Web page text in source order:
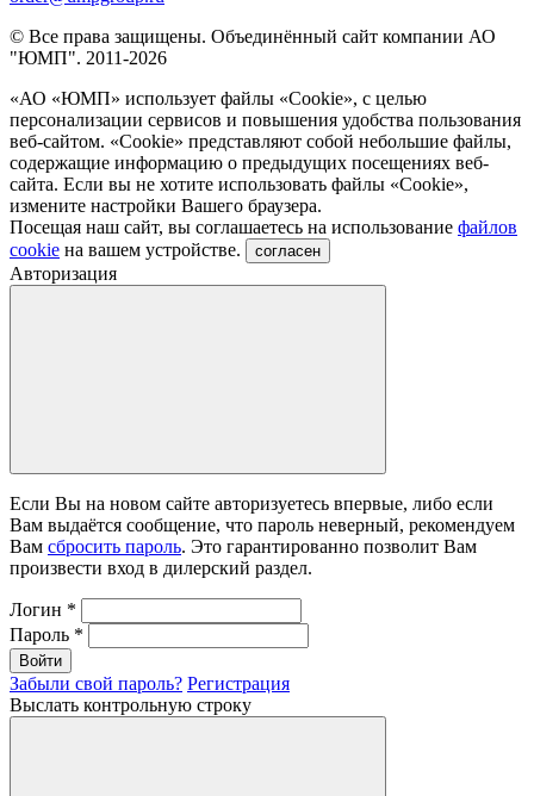
© Все права защищены. Объединённый сайт компании АО
"ЮМП". 2011-2026
«АО «ЮМП» использует файлы «Сookie», с целью
персонализации сервисов и повышения удобства пользования
веб-сайтом. «Cookie» представляют собой небольшие файлы,
содержащие информацию о предыдущих посещениях веб-
сайта. Если вы не хотите использовать файлы «Сookie»,
измените настройки Вашего браузера.
Посещая наш сайт, вы соглашаетесь на использование файлов
cookie на вашем устройстве. согласен
Авторизация
Если Вы на новом сайте авторизуетесь впервые, либо если
Вам выдаётся сообщение, что пароль неверный, рекомендуем
Вам сбросить пароль. Это гарантированно позволит Вам
произвести вход в дилерский раздел.
Логин *
Пароль *
Войти
Забыли свой пароль? Регистрация
Выслать контрольную строку